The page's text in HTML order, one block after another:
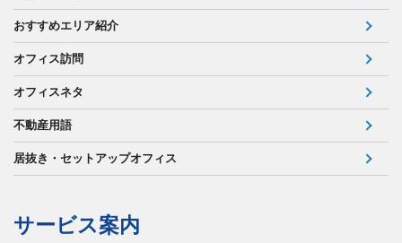
おすすめエリア紹介
オフィス訪問
オフィスネタ
不動産用語
居抜き・セットアップオフィス
サービス案内